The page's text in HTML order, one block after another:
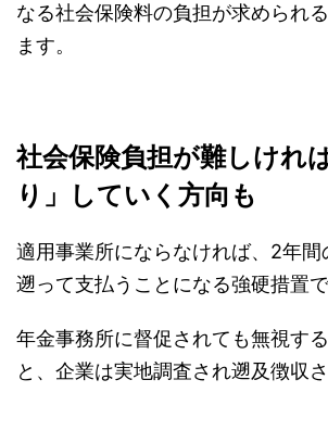
なる社会保険料の負担が求められ
ます。
社会保険負担が難しけれ
り」していく方向も
適用事業所にならなければ、2年間
遡って支払うことになる強硬措置で
年金事務所に督促されても無視す
と、企業は実地調査され遡及徴収さ